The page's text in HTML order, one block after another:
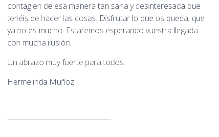
contagien de esa manera tan sana y desinteresada que
tenéis de hacer las cosas. Disfrutar lo que os queda, que
ya no es mucho. Estaremos esperando vuestra llegada
con mucha ilusión.
Un abrazo muy fuerte para todos.
Hermelinda Muñoz.
—————————————-